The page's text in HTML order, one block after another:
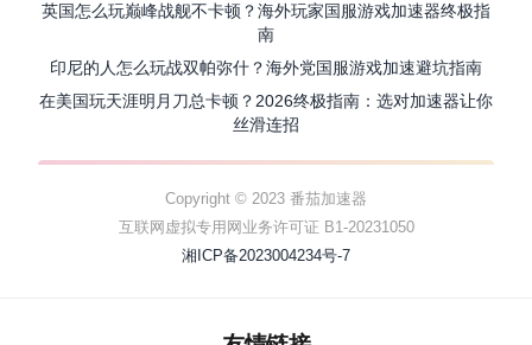
英国怎么玩巅峰战舰不卡顿？海外玩家国服游戏加速器终极指
南
印尼的人怎么玩战双帕弥什？海外党国服游戏加速避坑指南
在美国玩天涯明月刀总卡顿？2026终极指南：选对加速器让你
丝滑连招
Copyright © 2023 番茄加速器
互联网虚拟专用网业务许可证 B1-20231050
湘ICP备2023004234号-7